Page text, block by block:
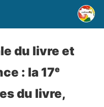
du livre et
: la 17ᵉ
du livre,